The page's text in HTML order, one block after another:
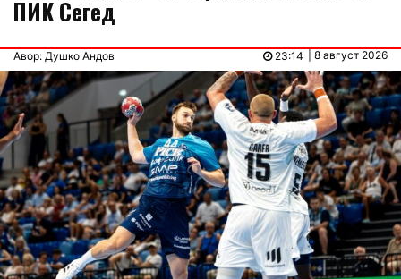
ПИК Сегед
Авор: Душко Андов | 8 август 2026
23:14